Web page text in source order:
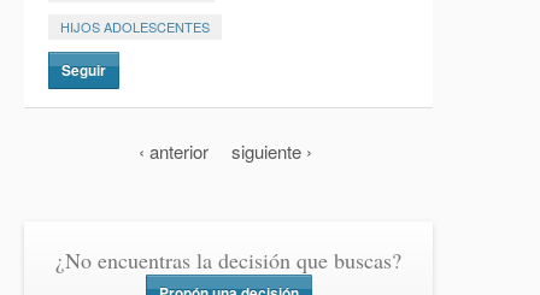
HIJOS ADOLESCENTES
Seguir
‹ anterior siguiente ›
¿No encuentras la decisión que buscas?